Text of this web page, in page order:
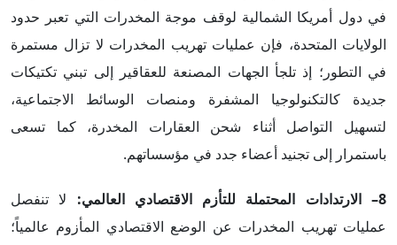
في دول أمريكا الشمالية لوقف موجة المخدرات التي تعبر حدود
الولايات المتحدة، فإن عمليات تهريب المخدرات لا تزال مستمرة
في التطور؛ إذ تلجأ الجهات المصنعة للعقاقير إلى تبني تكتيكات
جديدة كالتكنولوجيا المشفرة ومنصات الوسائط الاجتماعية،
لتسهيل التواصل أثناء شحن العقارات المخدرة، كما تسعى
باستمرار إلى تجنيد أعضاء جدد في مؤسساتهم.
8– الارتدادات المحتملة للتأزم الاقتصادي العالمي:
لا تنفصل
عمليات تهريب المخدرات عن الوضع الاقتصادي المأزوم عالمياً؛